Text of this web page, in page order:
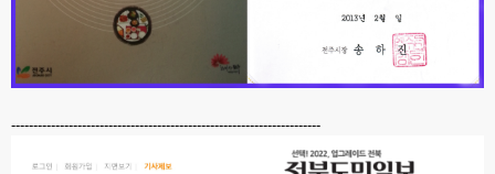
----------------------------------------------------------------------